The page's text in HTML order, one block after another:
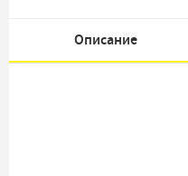
Описание